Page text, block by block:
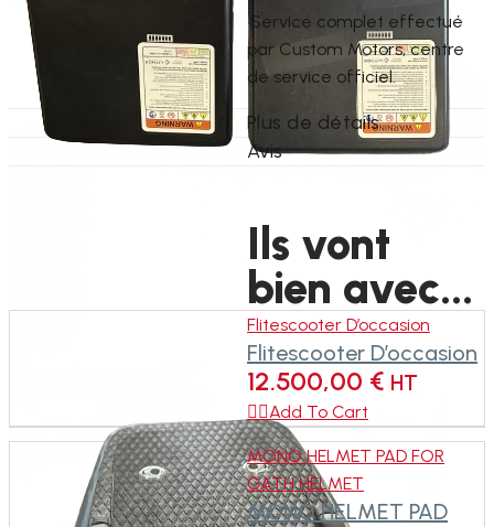
•Service complet effectué
par Custom Motors, centre
de service officiel.
Plus de détails
Avis
Ils vont
bien avec...
Flitescooter D’occasion
Flitescooter D’occasion
12.500,00 € HT
Add To Cart
MONO HELMET PAD FOR
GATH HELMET
MONO HELMET PAD